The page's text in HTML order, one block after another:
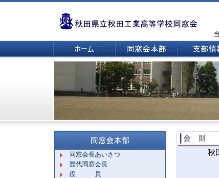
同窓会長あいさつ
歴代同窓会長
役 員
秋田県